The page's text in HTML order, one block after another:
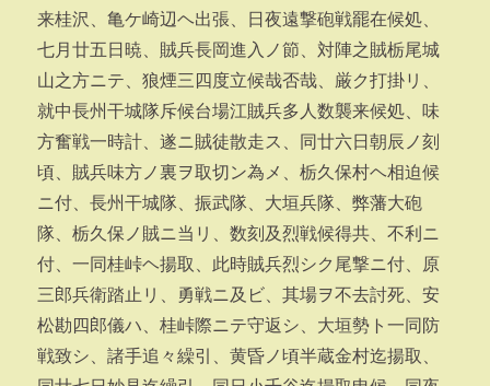
来桂沢、亀ケ崎辺ヘ出張、日夜遠撃砲戦罷在候処、
七月廿五日暁、賊兵長岡進入ノ節、対陣之賊栃尾城
山之方ニテ、狼煙三四度立候哉否哉、厳ク打掛リ、
就中長州干城隊斥候台場江賊兵多人数襲来候処、味
方奮戦一時計、遂ニ賊徒散走ス、同廿六日朝辰ノ刻
頃、賊兵味方ノ裏ヲ取切ン為メ、栃久保村ヘ相迫候
ニ付、長州干城隊、振武隊、大垣兵隊、弊藩大砲
隊、栃久保ノ賊ニ当リ、数刻及烈戦候得共、不利ニ
付、一同桂峠ヘ揚取、此時賊兵烈シク尾撃ニ付、原
三郎兵衛踏止リ、勇戦ニ及ビ、其場ヲ不去討死、安
松勘四郎儀ハ、桂峠際ニテ守返シ、大垣勢ト一同防
戦致シ、諸手追々繰引、黄昏ノ頃半蔵金村迄揚取、